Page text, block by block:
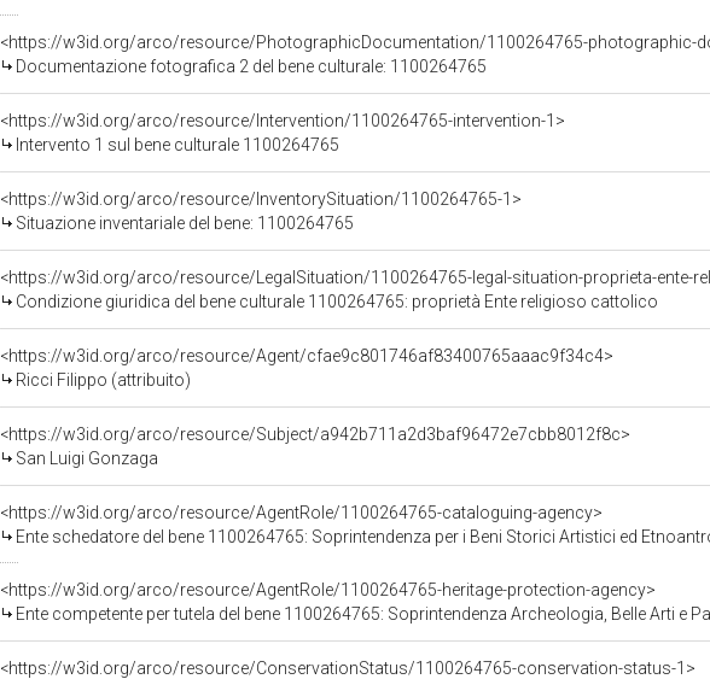
<https://w3id.org/arco/resource/PhotographicDocumentation/1100264765-photographic-
Documentazione fotografica 2 del bene culturale: 1100264765
<https://w3id.org/arco/resource/Intervention/1100264765-intervention-1>
Intervento 1 sul bene culturale 1100264765
<https://w3id.org/arco/resource/InventorySituation/1100264765-1>
Situazione inventariale del bene: 1100264765
<https://w3id.org/arco/resource/LegalSituation/1100264765-legal-situation-proprieta-ente-
Condizione giuridica del bene culturale 1100264765: proprietà Ente religioso cattolico
<https://w3id.org/arco/resource/Agent/cfae9c801746af83400765aaac9f34c4>
Ricci Filippo (attribuito)
<https://w3id.org/arco/resource/Subject/a942b711a2d3baf96472e7cbb8012f8c>
San Luigi Gonzaga
<https://w3id.org/arco/resource/AgentRole/1100264765-cataloguing-agency>
Ente schedatore del bene 1100264765: Soprintendenza per i Beni Storici Artistici ed
<https://w3id.org/arco/resource/AgentRole/1100264765-heritage-protection-agency>
Ente competente per tutela del bene 1100264765: Soprintendenza Archeologia, Belle Arti e
<https://w3id.org/arco/resource/ConservationStatus/1100264765-conservation-status-1>